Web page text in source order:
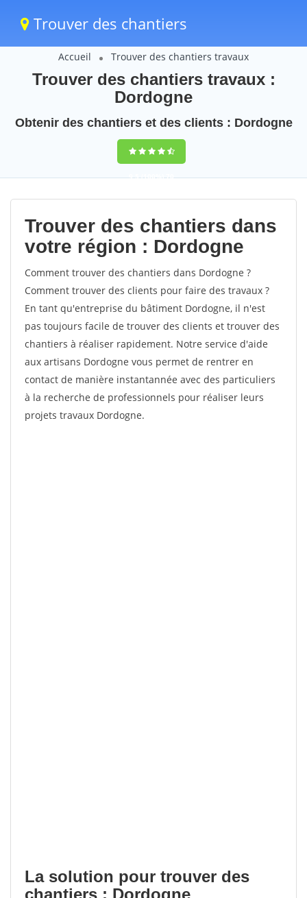
Trouver des chantiers
Accueil Trouver des chantiers travaux
Trouver des chantiers travaux :
Dordogne
Obtenir des chantiers et des clients : Dordogne
9,5(100%)70
votes
Trouver des chantiers dans
votre région : Dordogne
Comment trouver des chantiers dans Dordogne ?
Comment trouver des clients pour faire des travaux ?
En tant qu'entreprise du bâtiment Dordogne, il n'est
pas toujours facile de trouver des clients et trouver des
chantiers à réaliser rapidement. Notre service d'aide
aux artisans Dordogne vous permet de rentrer en
contact de manière instantannée avec des particuliers
à la recherche de professionnels pour réaliser leurs
projets travaux Dordogne.
La solution pour trouver des
chantiers : Dordogne